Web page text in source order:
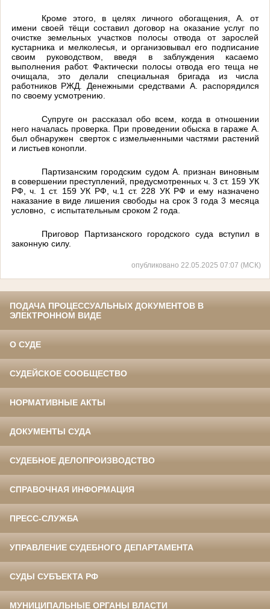
Кроме этого, в целях личного обогащения, А. от
имени своей тёщи составил договор на оказание услуг по
очистке земельных участков полосы отвода от зарослей
кустарника и мелколесья, и организовывал его подписание
своим руководством, введя в заблуждения касаемо
выполнения работ. Фактически полосы отвода его теща не
очищала, это делали специальная бригада из числа
работников РЖД. Денежными средствами А. распорядился
по своему усмотрению.
Супруге он рассказал обо всем, когда в отношении
него началась проверка. При проведении обыска в гараже А.
был обнаружен
сверток с измельченными частями растений
и листьев конопли.
Партизанским городским судом А. признан виновным
в совершении преступлений, предусмотренных ч. 3 ст. 159 УК
РФ, ч. 1 ст. 159 УК РФ, ч.1 ст. 228 УК РФ и ему назначено
наказание в виде лишения свободы на срок 3 года 3 месяца
условно,
с испытательным сроком 2 года.
Приговор Партизанского городского суда вступил в
законную силу.
опубликовано 22.05.2025 07:07 (МСК)
ПОДАЧА ПРОЦЕССУАЛЬНЫХ ДОКУМЕНТОВ В
ЭЛЕКТРОННОМ ВИДЕ
О СУДЕ
СУДЕЙСКОЕ СООБЩЕСТВО
НОРМАТИВНЫЕ АКТЫ
ДОКУМЕНТЫ СУДА
СУДЕБНОЕ ДЕЛОПРОИЗВОДСТВО
СПРАВОЧНАЯ ИНФОРМАЦИЯ
ПРЕСС-СЛУЖБА
УПРАВЛЕНИЕ СУДЕБНОГО ДЕПАРТАМЕНТА
СУДЫ СУБЪЕКТА РФ
МУНИЦИПАЛЬНЫЕ ОРГАНЫ ВЛАСТИ